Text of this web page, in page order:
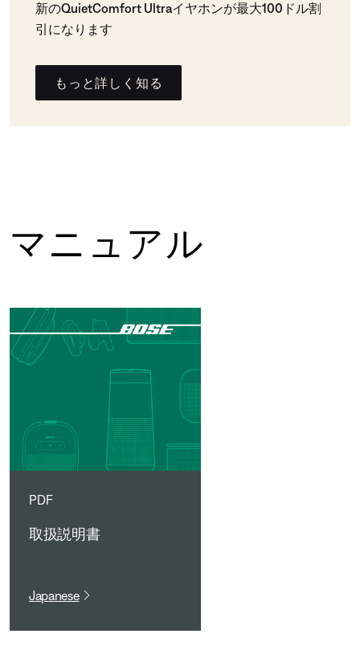
新のQuietComfort Ultraイヤホンが最大100ドル割
引になります
もっと詳しく知る
マニュアル
PDF
取扱説明書
Japanese